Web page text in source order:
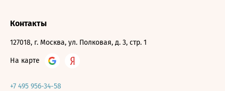
Контакты
127018, г. Москва, ул. Полковая, д. 3, стр. 1
На карте
+7 495 956-34-58